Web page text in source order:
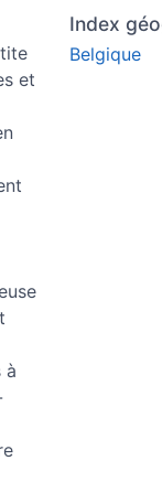
et
à
Index
Belgique